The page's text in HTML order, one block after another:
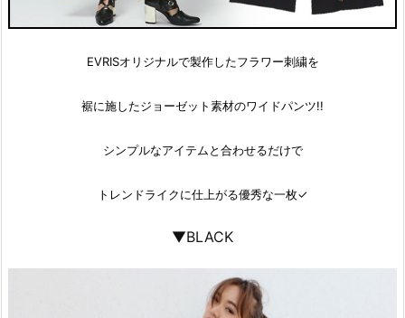
EVRISオリジナルで製作したフラワー刺繍を
裾に施したジョーゼット素材のワイドパンツ!!
シンプルなアイテムと合わせるだけで
トレンドライクに仕上がる優秀な一枚✓
▼BLACK